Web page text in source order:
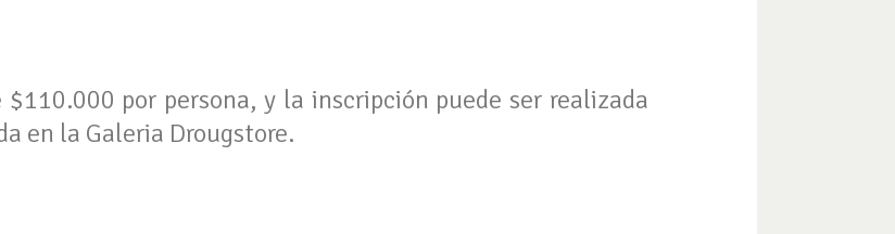
por persona, y la inscripción puede ser realizada
en la Galeria Drougstore.